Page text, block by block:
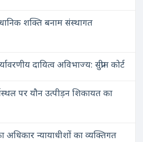
शक्ति बनाम संस्थागत
दायित्व अविभाज्य: सुप्रीम कोर्ट
पर यौन उत्पीड़न शिकायत का
अधिकार न्यायाधीशों का व्यक्तिगत